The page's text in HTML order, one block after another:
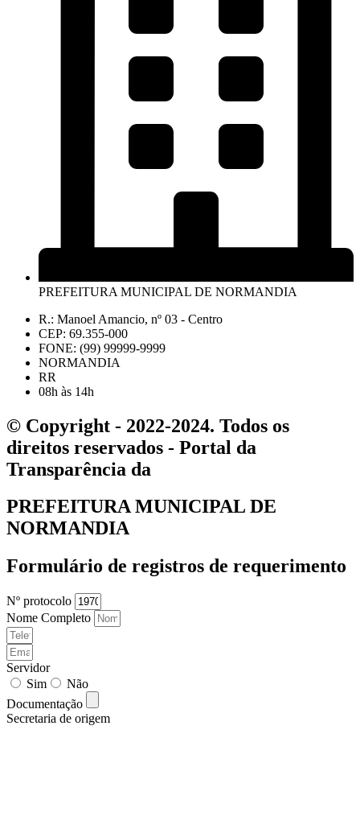
PREFEITURA MUNICIPAL DE NORMANDIA
R.: Manoel Amancio, nº 03 - Centro
CEP: 69.355-000
FONE: (99) 99999-9999
NORMANDIA
RR
08h às 14h
© Copyright - 2022-2024. Todos os
direitos reservados - Portal da
Transparência da
PREFEITURA MUNICIPAL DE
NORMANDIA
Formulário de registros de requerimento
Nº protocolo
Nome Completo
Servidor
Sim
Não
Documentação
Secretaria de origem